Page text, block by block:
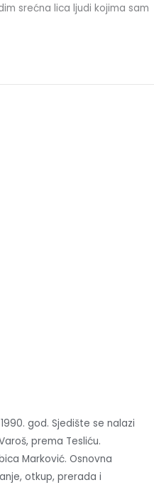
srećna lica ljudi kojima sam
god. Sjedište se nalazi
prema Tesliću.
Marković. Osnovna
otkup, prerada i